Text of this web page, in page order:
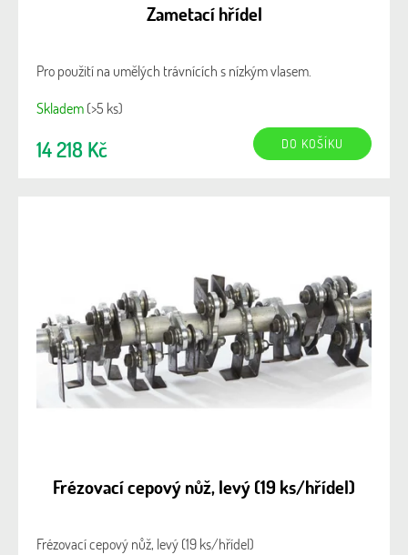
Zametací hřídel
Pro použití na umělých trávnících s nízkým vlasem.
Skladem(>5 ks)
14 218 Kč DO KOŠÍKU
Frézovací cepový nůž, levý (19 ks/hřídel)
Frézovací cepový nůž, levý (19 ks/hřídel)